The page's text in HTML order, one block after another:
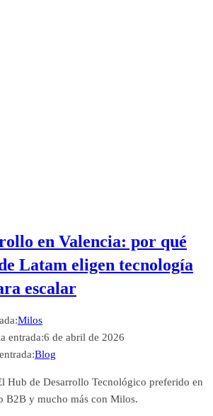
en Valencia: por qué
Latam eligen tecnología
escalar
Milos
entrada:6 de abril de 2026
Blog
Hub de Desarrollo Tecnológico preferido en
B2B y mucho más con Milos.